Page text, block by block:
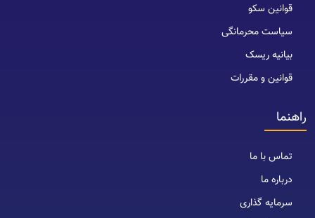
قوانین سکو
سیاست محرمانگی
بیانیه ریسک
قوانین و مقررات
راهنما
تماس با ما
درباره ما
سرمایه گذاری